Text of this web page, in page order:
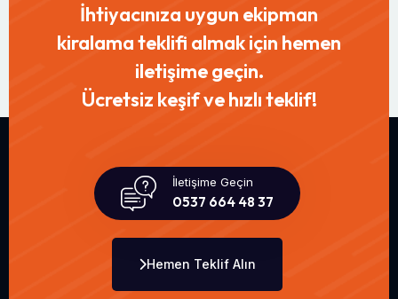
İhtiyacınıza uygun ekipman
kiralama teklifi almak için hemen
iletişime geçin.
Ücretsiz keşif ve hızlı teklif!
0537 664 48 37
İletişime Geçin
Hemen Teklif Alın